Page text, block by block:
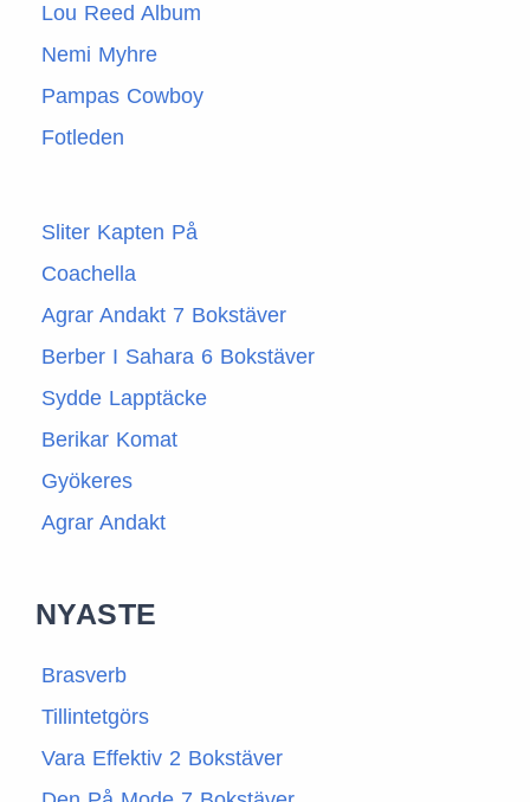
Lou Reed Album
Nemi Myhre
Pampas Cowboy
Fotleden
Sliter Kapten På
Coachella
Agrar Andakt 7 Bokstäver
Berber I Sahara 6 Bokstäver
Sydde Lapptäcke
Berikar Komat
Gyökeres
Agrar Andakt
NYASTE
Brasverb
Tillintetgörs
Vara Effektiv 2 Bokstäver